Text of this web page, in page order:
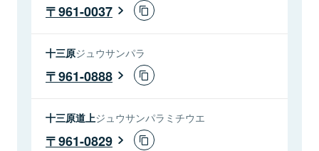
961-0037
十三原ジュウサンパラ
961-0888
十三原道上ジュウサンパラミチウエ
961-0829